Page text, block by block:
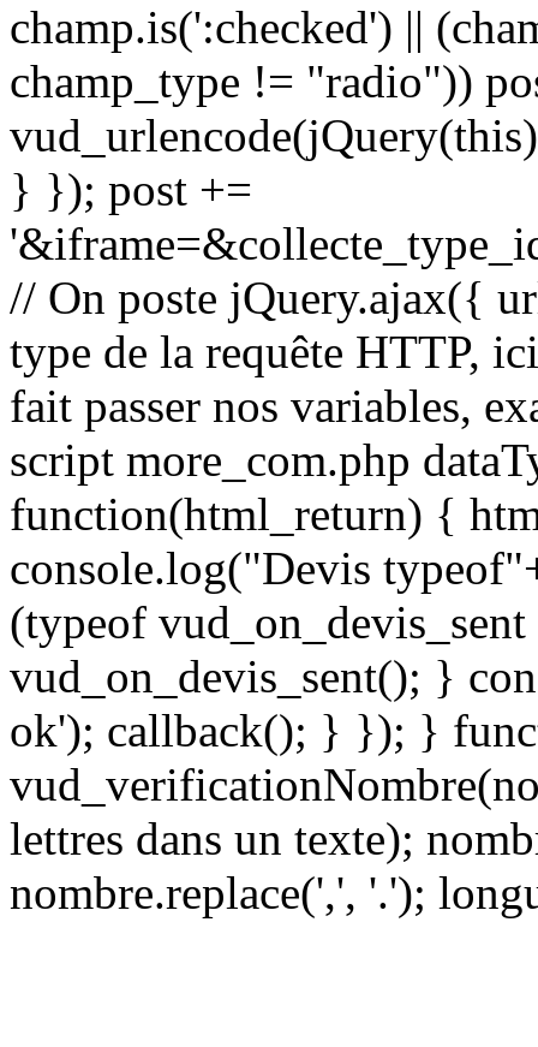
champ.is(':checked') ||
champ_type != "radio"))
} }); post +=
// On poste jQuery.ajax({
type de la requête HTTP,
fait passer nos variables,
script more_com.php
function(html_return) {
console.log("Devis
(typeof
vud_on_devis_sent(); }
ok'); callback(); } }); }
lettres dans un texte);
nombre.replace(',', '.');